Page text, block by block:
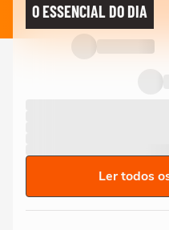
O ESSENCIAL DO DIA
Ler todos